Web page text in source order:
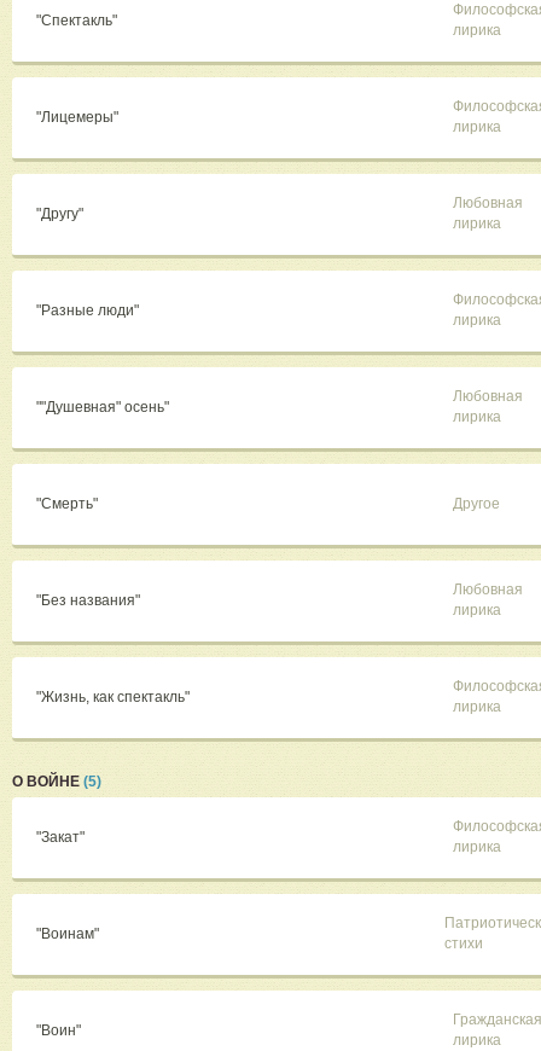
"Спектакль"
лирика
"Лицемеры"
лирика
"Другу"
Любовная
лирика
"Разные люди"
лирика
""Душевная" осень"
Любовная
лирика
"Смерть" Другое
"Без названия"
Любовная
лирика
"Жизнь, как спектакль"
лирика
О ВОЙНЕ (5)
"Закат"
лирика
"Воинам"
стихи
"Воин"
Гражданская
лирика